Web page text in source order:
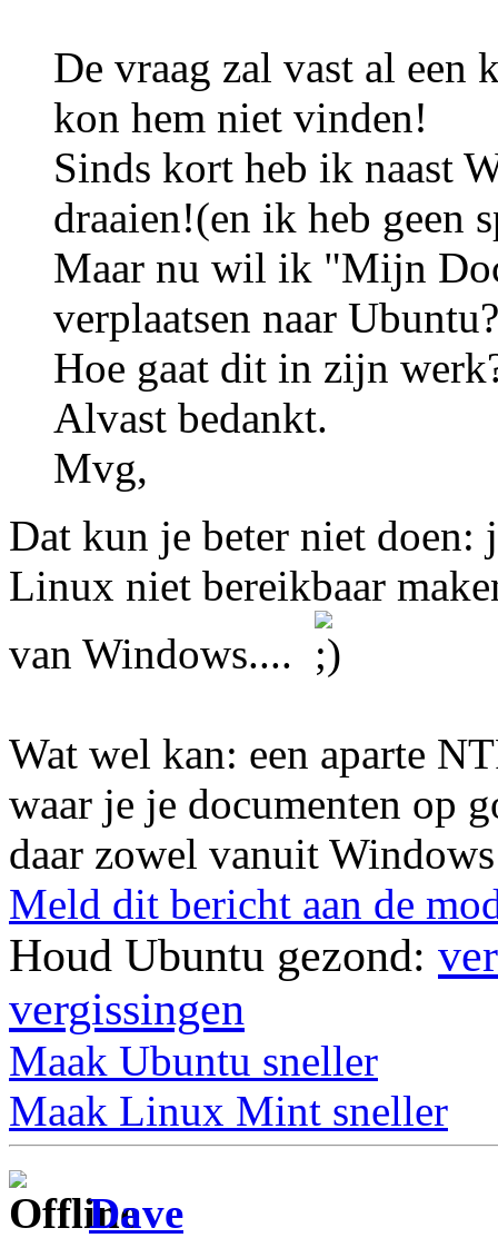
De vraag zal vast al een
kon hem niet vinden!
Sinds kort heb ik naast
draaien!(en ik heb geen
Maar nu wil ik "Mijn
verplaatsen naar
Hoe gaat dit in zijn
Alvast bedankt.
Mvg,
Dat kun je beter niet doen:
Linux niet bereikbaar
van Windows....
Wat wel kan: een aparte
waar je je documenten op
daar zowel vanuit
Meld dit bericht aan de
Houd Ubuntu gezond:
vergissingen
Maak Ubuntu sneller
Maak Linux Mint sneller
Dave